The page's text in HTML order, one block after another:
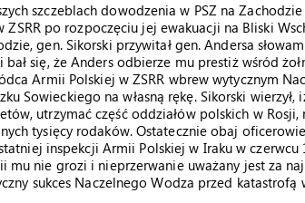
szczeblach dowodzenia w PSZ na
po rozpoczęciu jej ewakuacji na Bliski
gen. Sikorski przywitał gen. Andersa
się, że Anders odbierze mu prestiż wśród
Armii Polskiej w ZSRR wbrew wytycznym
Sowieckiego na własną rękę. Sikorski wierzył,
utrzymać część oddziałów polskich w
tysięcy rodaków. Ostatecznie obaj
inspekcji Armii Polskiej w Iraku w czerwcu
mu nie grozi i nieprzerwanie uważany jest za
sukces Naczelnego Wodza przed katastrofą